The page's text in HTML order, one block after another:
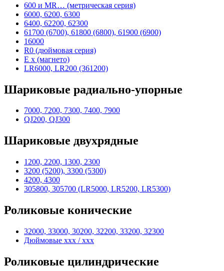
600 и MR… (метрическая серия)
6000, 6200, 6300
6400, 62200, 62300
61700 (6700), 61800 (6800), 61900 (6900)
16000
R0 (дюймовая серия)
E x (магнето)
LR6000, LR200 (361200)
Шариковые радиально-упорные
7000, 7200, 7300, 7400, 7900
QJ200, QJ300
Шариковые двухрядные
1200, 2200, 1300, 2300
3200 (5200), 3300 (5300)
4200, 4300
305800, 305700 (LR5000, LR5200, LR5300)
Роликовые конические
32000, 33000, 30200, 32200, 33200, 32300
Дюймовые xxx / xxx
Роликовые цилиндрические